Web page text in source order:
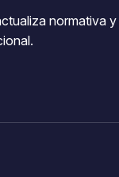
normativa y